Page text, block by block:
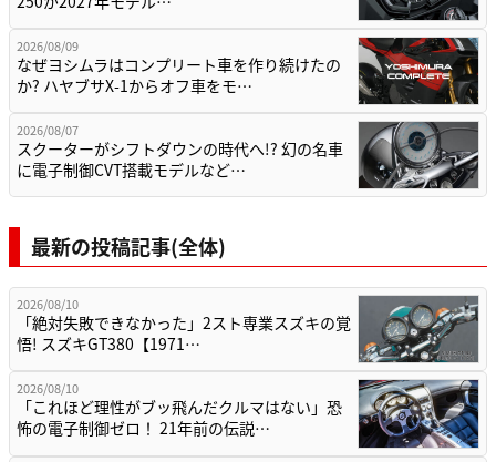
2026/08/09
なぜヨシムラはコンプリート車を作り続けたの
か? ハヤブサX-1からオフ車をモ…
2026/08/07
スクーターがシフトダウンの時代へ!? 幻の名車
に電子制御CVT搭載モデルなど…
最新の投稿記事(全体)
2026/08/10
「絶対失敗できなかった」2スト専業スズキの覚
悟! スズキGT380【1971…
2026/08/10
「これほど理性がブッ飛んだクルマはない」恐
怖の電子制御ゼロ！ 21年前の伝説…